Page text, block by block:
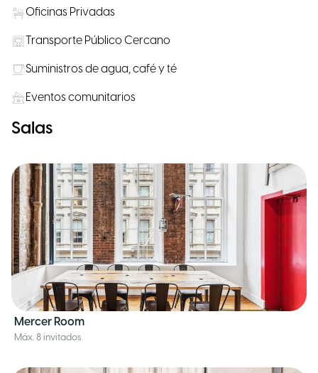
Oficinas Privadas
Transporte Público Cercano
Suministros de agua, café y té
Eventos comunitarios
Salas
Mercer Room
Máx. 8 invitados